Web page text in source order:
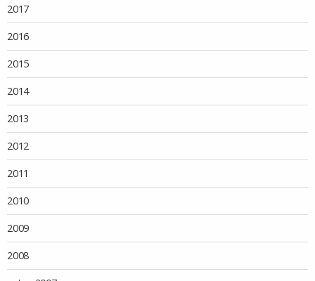
2017
2016
2015
2014
2013
2012
2011
2010
2009
2008